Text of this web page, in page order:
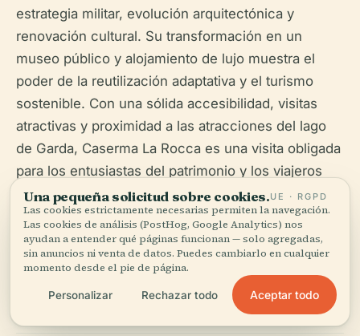
estrategia militar, evolución arquitectónica y
renovación cultural. Su transformación en un
museo público y alojamiento de lujo muestra el
poder de la reutilización adaptativa y el turismo
sostenible. Con una sólida accesibilidad, visitas
atractivas y proximidad a las atracciones del lago
de Garda, Caserma La Rocca es una visita obligada
para los entusiastas del patrimonio y los viajeros
por igual. Descargue la aplicación Audiala para
visitas guiadas y actualizaciones, y consulte las
fuentes locales para eventos especiales para
maximizar su experiencia (Corriere del Veneto,
Una pequeña solicitud sobre cookies.UE · RGPD
Las cookies estrictamente necesarias permiten la navegación.
Las cookies de análisis (PostHog, Google Analytics) nos
ayudan a entender qué páginas funcionan — solo agregadas,
sin anuncios ni venta de datos. Puedes cambiarlo en cualquier
momento desde el pie de página.
Personalizar Rechazar todo Aceptar todo